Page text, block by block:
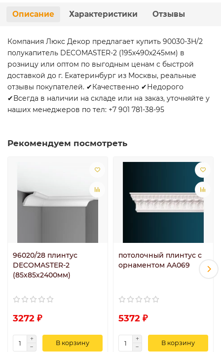
Описание Характеристики Отзывы
Компания Люкс Декор предлагает купить 90030-3H/2
полукапитель DECOMASTER-2 (195х490x245мм) в
розницу или оптом по выгодным ценам с быстрой
доставкой до г. Екатеринбург из Москвы, реальные
отзывы покупателей. ✔Качественно ✔Недорого
✔Всегда в наличии на складе или на заказ, уточняйте у
наших менеджеров по тел: +7 901 781-38-95
Рекомендуем посмотреть
96020/28 плинтус
DECOMASTER-2
(85х85х2400мм)
3272 ₽
В корзину
потолочный плинтус с
орнаментом AA069
5372 ₽
В корзину